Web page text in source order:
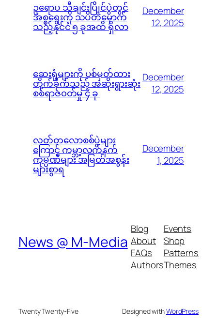
ဥရောပ သီချင်းပြိုင်ပွဲတွင်
အစ္စရေးကို သပိတ်မှောက်
သည့်နိုင်ငံ ၅ ခုအထိ ရှိလာ
December
12, 2025
ဆေးရုံများကို ပစ်မှတ်ထား
တိုက်ခိုက်သည့် အဆိုးရွားဆုံး
စစ်ရာဇ၀တ်မှု ၄ ခု
December
12, 2025
လတ်တလောစစ်ပွဲများ
ကြောင့် ကမ္ဘာ့လက်နက်
ကုမ္ပဏီများ အမြတ်အစွန်း
များစွာရ
December
1, 2025
News @ M-Media
Blog
About
FAQs
Authors
Events
Shop
Patterns
Themes
Twenty Twenty-Five Designed withWordPress